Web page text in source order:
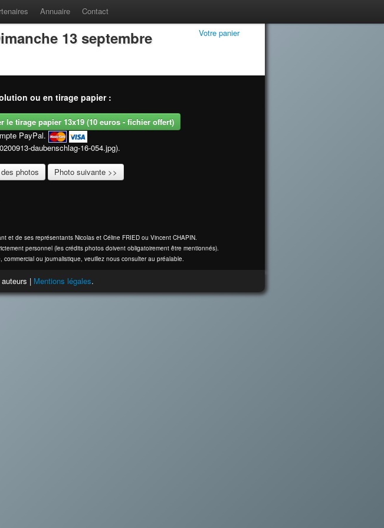
Annuaire Contact
13 septembre
Votre panier
ou en tirage papier :
le tirage papier 13x19 (10 euros - fichier offert)
PayPal.
daubenschlag-16-054.jpg).
photos Photo suivante >>
et de ses représentants Nicolas et Céline FRIED ou Vincent CHAPIN.
personnel (les crédits photos doivent obligatoirement être mentionnés).
ou journalistique, veuillez nous consulter au préalable.
| Mentions légales.